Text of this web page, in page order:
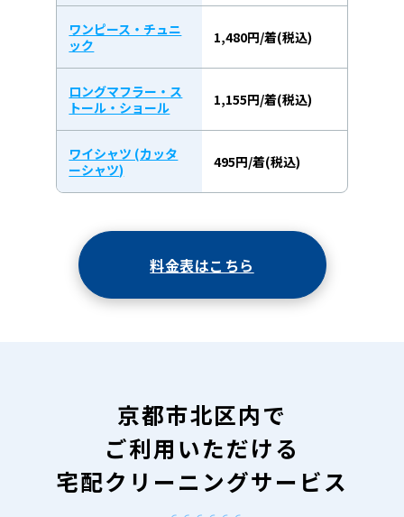
ワンピース・チュニ
ック
1,480円/着(税込)
ロングマフラー・ス
トール・ショール
1,155円/着(税込)
ワイシャツ (カッタ
ーシャツ)
495円/着(税込)
料金表はこちら
京都市北区内で
ご利用いただける
宅配クリーニングサービス